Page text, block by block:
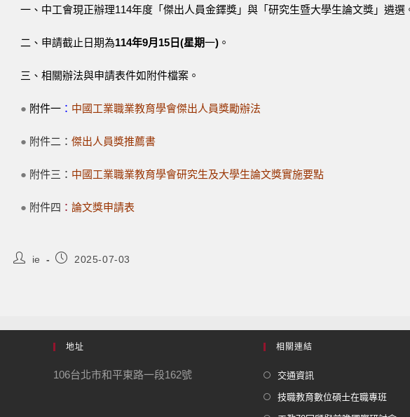
一、中工會現正辦理114年度「傑出人員金鐸獎」與「研究生暨大學生論文獎」遴選
二、申請截止日期為114年9月15日(星期一) 。
三、相關辦法與申請表件如附件檔案。
● 附件一 ： 中國工業職業教育學會傑出人員獎勵辦法
● 附件二： 傑出人員獎推薦書
● 附件三 ： 中國工業職業教育學會研究生及大學生論文獎實施要點
● 附件四 ： 論文獎申請表
ie 2025-07-03
地址
106台北市和平東路一段162號
相關連結
交通資訊
技職教育數位碩士在職專班